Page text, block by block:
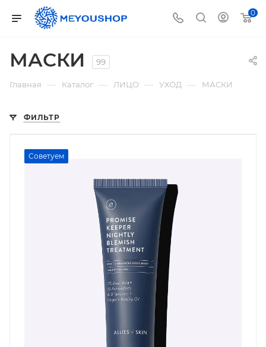
0
МАСКИ 99
Главная — Каталог — ЛИЦО — УХОД — МАСКИ
ФИЛЬТР
Советуем